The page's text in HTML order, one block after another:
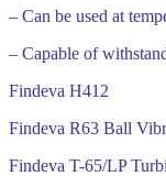
– Can be used at
– Capable of
Findeva H412
Findeva R63 Ball
Findeva T-65/LP